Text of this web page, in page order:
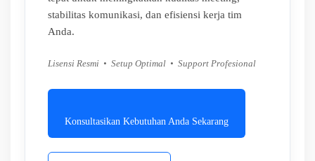
stabilitas komunikasi, dan efisiensi kerja tim
Anda.
Lisensi Resmi • Setup Optimal • Support Profesional
Konsultasikan Kebutuhan Anda Sekarang